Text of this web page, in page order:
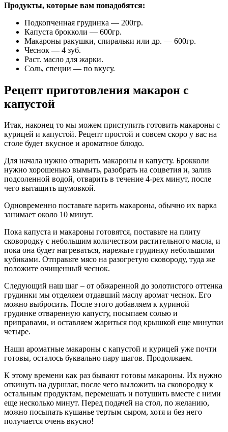
Продукты, которые вам понадобятся:
Подкопченная грудинка — 200гр.
Капуста брокколи — 600гр.
Макароны ракушки, спиральки или др. — 600гр.
Чеснок — 4 зуб.
Раст. масло для жарки.
Соль, специи — по вкусу.
Рецепт приготовления макарон с
капустой
Итак, наконец то мы можем приступить готовить макароны с
курицей и капустой. Рецепт простой и совсем скоро у вас на
столе будет вкусное и ароматное блюдо.
Для начала нужно отварить макароны и капусту. Брокколи
нужно хорошенько вымыть, разобрать на соцветия и, залив
подсоленной водой, отварить в течение 4-рех минут, после
чего вытащить шумовкой.
Одновременно поставьте варить макароны, обычно их варка
занимает около 10 минут.
Пока капуста и макароны готовятся, поставьте на плиту
сковородку с небольшим количеством растительного масла, и
пока она будет нагреваться, нарежьте грудинку небольшими
кубиками. Отправьте мясо на разогретую сковороду, туда же
положите очищенный чеснок.
Следующий наш шаг – от обжаренной до золотистого оттенка
грудинки мы отделяем отдавший маслу аромат чеснок. Его
можно выбросить. После этого добавляем к куриной
грудинке отваренную капусту, посыпаем солью и
приправами, и оставляем жариться под крышкой еще минутки
четыре.
Наши ароматные макароны с капустой и курицей уже почти
готовы, осталось буквально пару шагов. Продолжаем.
К этому времени как раз бывают готовы макароны. Их нужно
откинуть на дуршлаг, после чего выложить на сковородку к
остальным продуктам, перемешать и потушить вместе с ними
еще несколько минут. Перед подачей на стол, по желанию,
можно посыпать кушанье тертым сыром, хотя и без него
получается очень вкусно!